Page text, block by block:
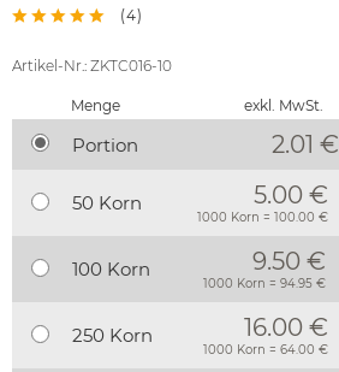
(4)
Artikel-Nr.: ZKTC016-10
Menge exkl. MwSt.
Portion 2.01 €
50 Korn 5.00 €
1000 Korn = 100.00 €
100 Korn 9.50 €
1000 Korn = 94.95 €
250 Korn 16.00 €
1000 Korn = 64.00 €